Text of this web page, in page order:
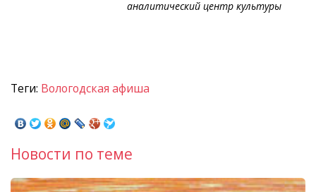
аналитический центр культуры
Теги: Вологодская афиша
Новости по теме